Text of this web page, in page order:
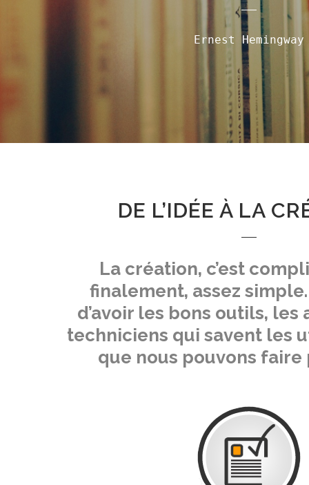
Ernest Hemingway
DE L’IDÉE À LA
La création, c’est
finalement, assez
d’avoir les bons outils, les
techniciens qui savent les
que nous pouvons faire